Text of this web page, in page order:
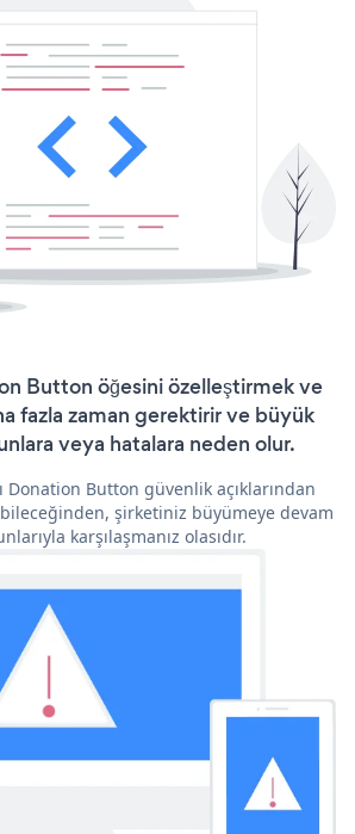
Button öğesini özelleştirmek ve
fazla zaman gerektirir ve büyük
veya hatalara neden olur.
Donation Button güvenlik açıklarından
şirketiniz büyümeye devam
karşılaşmanız olasıdır.